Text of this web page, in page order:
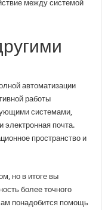
между системой
автоматизации
работы
системами,
электронная почта.
пространство и
но в итоге вы
более точного
понадобится помощь